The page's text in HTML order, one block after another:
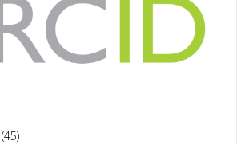
(45)